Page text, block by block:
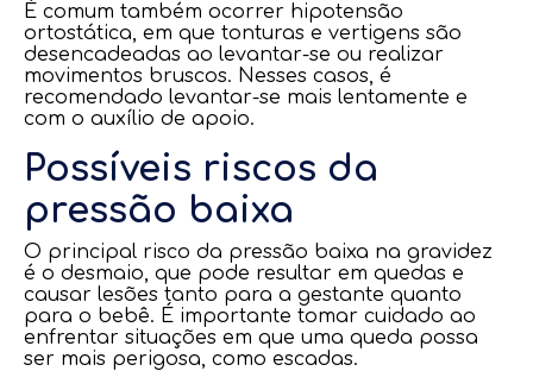
É comum também ocorrer hipotensão
ortostática, em que tonturas e vertigens são
desencadeadas ao levantar-se ou realizar
movimentos bruscos. Nesses casos, é
recomendado levantar-se mais lentamente e
com o auxílio de apoio.
Possíveis riscos da
pressão baixa
O principal risco da pressão baixa na gravidez
é o desmaio, que pode resultar em quedas e
causar lesões tanto para a gestante quanto
para o bebê. É importante tomar cuidado ao
enfrentar situações em que uma queda possa
ser mais perigosa, como escadas.